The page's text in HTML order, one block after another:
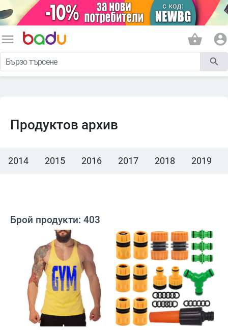
menu shopping_basket account_circle
search
Продуктов архив
2014 2015 2016 2017 2018 2019
Брой продукти: 403